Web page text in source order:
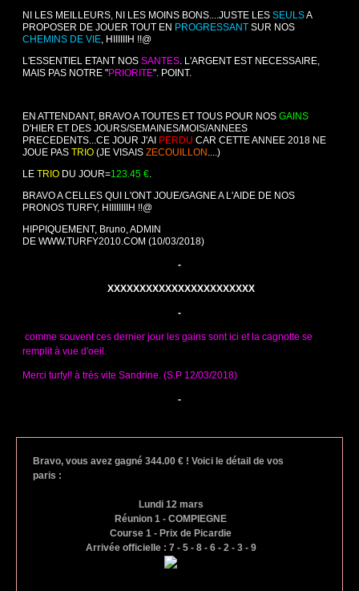
NI LES MEILLEURS, NI LES MOINS BONS....JUSTE LES SEULSA
PROPOSER DE JOUER TOUT EN PROGRESSANT SUR NOS
CHEMINS DE VIE , HIIIIIIH !!@
L'ESSENTIEL ETANT NOS SANTES . L'ARGENT EST NECESSAIRE,
MAIS PAS NOTRE "PRIORITE". POINT.
EN ATTENDANT, BRAVO A TOUTES ET TOUS POUR NOS GAINS
D'HIER ET DES JOURS/SEMAINES/MOIS/ANNEES
PRECEDENTS...CE JOUR J'AI PERDU CAR CETTE ANNEE 2018 NE
JOUE PAS TRIO (JE VISAIS ZECOUILLON ....)
LE TRIO DU JOUR=123.45 €
BRAVO A CELLES QUI L'ONT JOUE/GAGNE A L'AIDE DE NOS
PRONOS TURFY, HIIIIIIIIH !!@
HIPPIQUEMENT, Bruno, ADMIN
DE WWW.TURFY2010.COM (10/03/2018)
-
XXXXXXXXXXXXXXXXXXXXXXX
-
comme souvent ces dernier jour les gains sont ici et la cagnotte se
remplit à vue d'oeil.
Merci turfy!! à trés vite Sandrine. (S.P 12/03/2018)
-
Bravo, vous avez gagné 344.00 € ! Voici le détail de vos
paris :
Lundi 12 mars
Réunion 1 - COMPIEGNE
Course 1 - Prix de Picardie
Arrivée officielle : 7 - 5 - 8 - 6 - 2 - 3 - 9